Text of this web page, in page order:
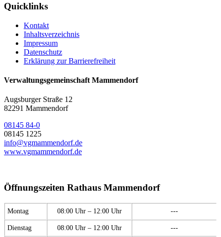
Quicklinks
Kontakt
Inhaltsverzeichnis
Impressum
Datenschutz
Erklärung zur Barrierefreiheit
Verwaltungsgemeinschaft Mammendorf
Augsburger Straße 12
82291 Mammendorf
08145 84-0
08145 1225
info@vgmammendorf.de
www.vgmammendorf.de
Öffnungszeiten Rathaus Mammendorf
Montag 08:00 Uhr – 12:00 Uhr ---
Dienstag 08:00 Uhr – 12:00 Uhr ---